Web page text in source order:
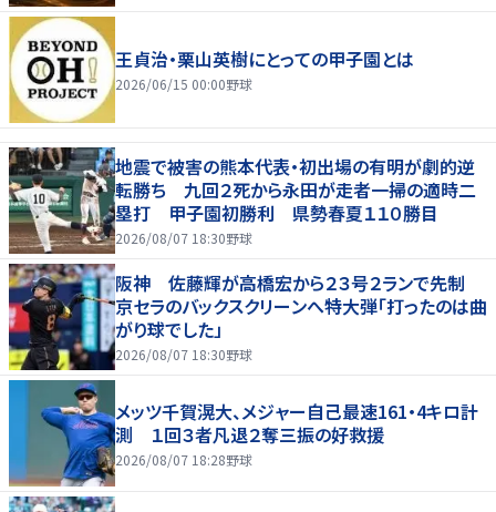
王貞治・栗山英樹にとっての甲子園とは
2026/06/15 00:00野球
地震で被害の熊本代表・初出場の有明が劇的逆
転勝ち 九回２死から永田が走者一掃の適時二
塁打 甲子園初勝利 県勢春夏１１０勝目
2026/08/07 18:30野球
阪神 佐藤輝が高橋宏から２３号２ランで先制
京セラのバックスクリーンへ特大弾「打ったのは曲
がり球でした」
2026/08/07 18:30野球
メッツ千賀滉大、メジャー自己最速161・4キロ計
測 １回３者凡退２奪三振の好救援
2026/08/07 18:28野球